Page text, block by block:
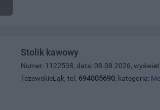
Stolik kawowy
Numer: 1122538, data: 08.08.2026,
TczewskieŁąk, tel. 694005690, kategoria: